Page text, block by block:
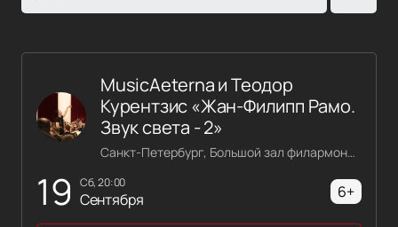
19 сб, 20:00
Сентября
MusicAeterna и Теодор
Курентзис «Жан-Филипп Рамо.
Звук света - 2»
Санкт-Петербург, Большой зал филармонии имени Шостаковича
6+